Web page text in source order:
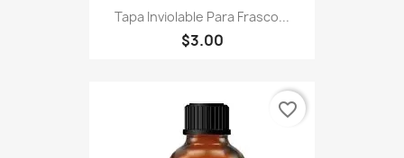
Tapa Inviolable Para Frasco...
$3.00
favorite_border